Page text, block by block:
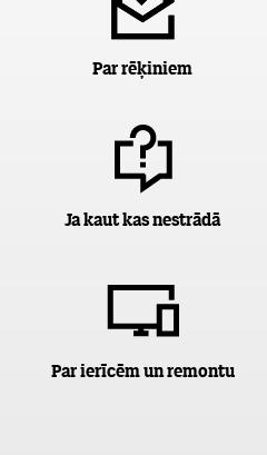
Par rēķiniem
Ja kaut kas nestrādā
Par ierīcēm un remontu